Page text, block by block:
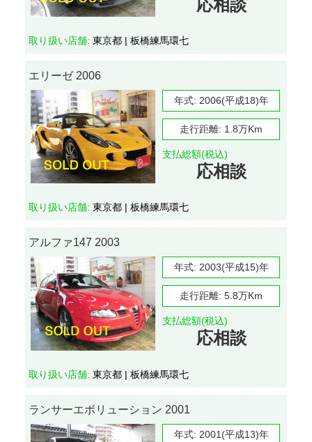
応相談
取り扱い店舗: 東京都 | 板橋練馬環七
エリーゼ 2006
年式: 2006(平成18)年
走行距離: 1.8万Km
支払総額(税込)
応相談
取り扱い店舗: 東京都 | 板橋練馬環七
アルファ147 2003
年式: 2003(平成15)年
走行距離: 5.8万Km
支払総額(税込)
応相談
取り扱い店舗: 東京都 | 板橋練馬環七
ランサーエボリューション 2001
年式: 2001(平成13)年